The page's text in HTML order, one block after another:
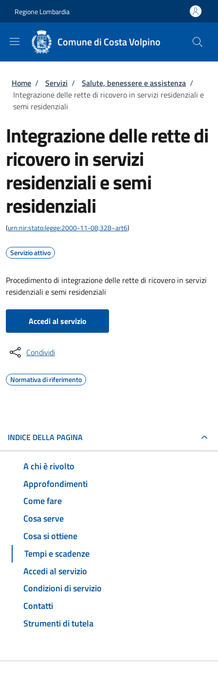
Regione Lombardia
Comune di Costa Volpino
Briciole di pane
Home / Servizi / Salute, benessere e assistenza /
Integrazione delle rette di ricovero in servizi residenziali e
semi residenziali
Integrazione delle rette di
ricovero in servizi
residenziali e semi
residenziali
(urn:nir:stato:legge:2000-11-08;328~art6)
Servizio attivo
Procedimento di integrazione delle rette di ricovero in servizi
residenziali e semi residenziali
Accedi al servizio
Condividi
Normativa di riferimento
INDICE DELLA PAGINA
A chi è rivolto
Approfondimenti
Come fare
Cosa serve
Cosa si ottiene
Tempi e scadenze
Accedi al servizio
Condizioni di servizio
Contatti
Strumenti di tutela